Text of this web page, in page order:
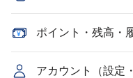
ポイント・残高・
アカウント（設定